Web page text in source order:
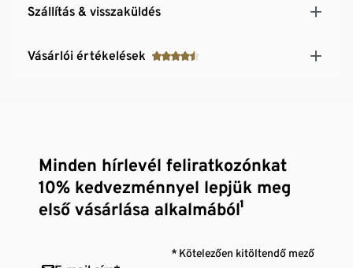
Szállítás & visszaküldés
Vásárlói értékelések
Minden hírlevél feliratkozónkat
10% kedvezménnyel lepjük meg
első vásárlása alkalmából¹
* Kötelezően kitöltendő mező